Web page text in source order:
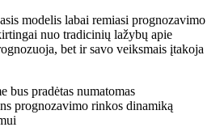
modelis labai remiasi prognozavimo
nuo tradicinių lažybų apie
bet ir savo veiksmais įtakoja
bus pradėtas numatomas
prognozavimo rinkos dinamiką